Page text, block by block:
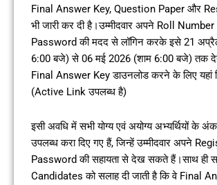
Final Answer Key, Question Paper और
भी जारी कर दी है।उम्मीदवार अपने Roll
Password की मदद से लॉगिन करके इसे 21
6:00 बजे) से 06 मई 2026 (शाम 6:00 बजे) तक
Final Answer Key डाउनलोड करने के लिए यहां
(Active Link उपलब्ध है)
इसी अवधि में सभी योग्य एवं अयोग्य अभ्यर्थियों के
उपलब्ध करा दिए गए हैं, जिन्हें उम्मीदवार अपने
Password की सहायता से देख सकते हैं।साथ ही
Candidates को सलाह दी जाती है कि वे Final